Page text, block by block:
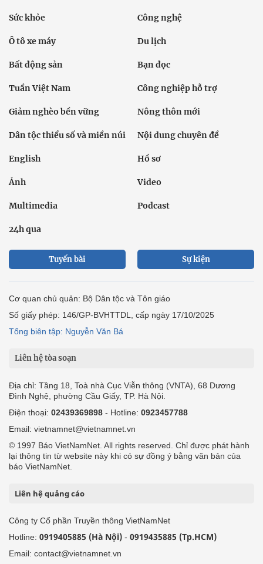
Sức khỏe Công nghệ
Ô tô xe máy Du lịch
Bất động sản Bạn đọc
Tuần Việt Nam Công nghiệp hỗ trợ
Giảm nghèo bền vững Nông thôn mới
Dân tộc thiểu số và miền núi Nội dung chuyên đề
English Hồ sơ
Ảnh Video
Multimedia Podcast
24h qua
Tuyến bài Sự kiện
Cơ quan chủ quản: Bộ Dân tộc và Tôn giáo
Số giấy phép: 146/GP-BVHTTDL, cấp ngày 17/10/2025
Tổng biên tập: Nguyễn Văn Bá
Liên hệ tòa soạn
Địa chỉ: Tầng 18, Toà nhà Cục Viễn thông (VNTA), 68 Dương
Đình Nghệ, phường Cầu Giấy, TP. Hà Nội.
Điện thoại: 02439369898 - Hotline: 0923457788
Email: vietnamnet@vietnamnet.vn
© 1997 Báo VietNamNet. All rights reserved. Chỉ được phát hành
lại thông tin từ website này khi có sự đồng ý bằng văn bản của
báo VietNamNet.
Liên hệ quảng cáo
Công ty Cổ phần Truyền thông VietNamNet
Hotline: 0919405885 (Hà Nội) - 0919435885 (Tp.HCM)
Email: contact@vietnamnet.vn